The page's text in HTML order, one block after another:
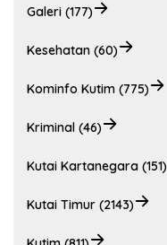
Galeri (177)
Kesehatan (60)
Kominfo Kutim (775)
Kriminal (46)
Kutai Kartanegara (151)
Kutai Timur (2143)